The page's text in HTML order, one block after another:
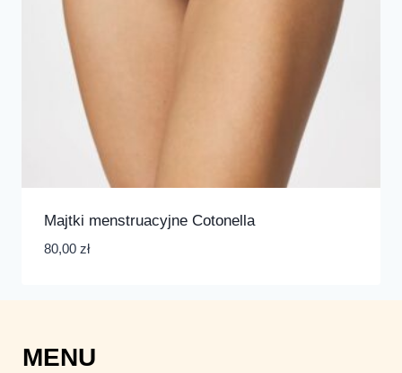
Majtki menstruacyjne Cotonella
80,00 zł
MENU